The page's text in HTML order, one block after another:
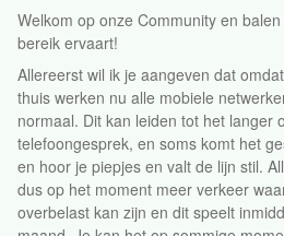
Welkom op onze Community en
bereik ervaart!
Allereerst wil ik je aangeven dat
thuis werken nu alle mobiele
normaal. Dit kan leiden tot het langer
telefoongesprek, en soms komt het
en hoor je piepjes en valt de lijn stil.
dus op het moment meer verkeer
overbelast kan zijn en dit speelt